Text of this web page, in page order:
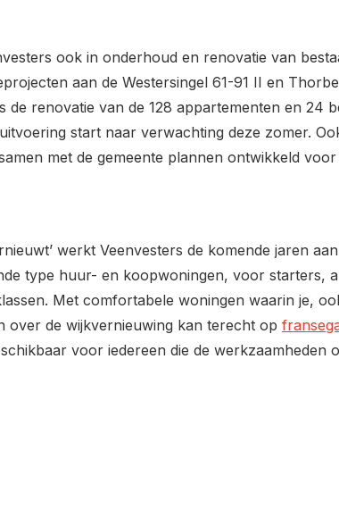
ook in onderhoud en renovatie van
aan de Westersingel 61-91 II en
de renovatie van de 128 appartementen en 24
start naar verwachting deze zomer.
met de gemeente plannen ontwikkeld
werkt Veenvesters de komende jaren
type huur- en koopwoningen, voor starters,
Met comfortabele woningen waarin je,
over de wijkvernieuwing kan terecht op
voor iedereen die de werkzaamheden